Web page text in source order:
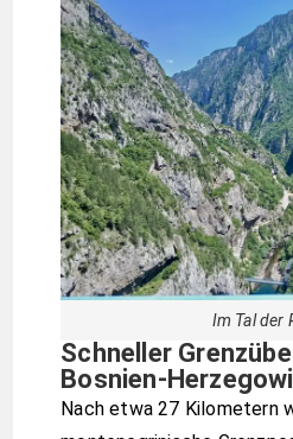
Im Tal der
Schneller
Bosnien-
Nach etwa 27 Kilometern